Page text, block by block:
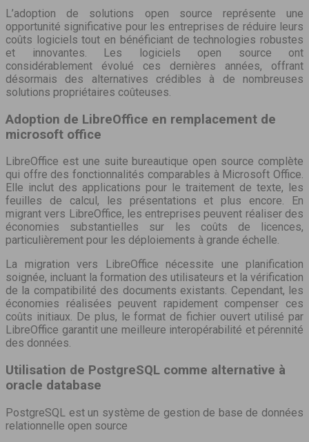
L’adoption de solutions open source représente une
opportunité significative pour les entreprises de réduire leurs
coûts logiciels tout en bénéficiant de technologies robustes
et innovantes. Les logiciels open source ont
considérablement évolué ces dernières années, offrant
désormais des alternatives crédibles à de nombreuses
solutions propriétaires coûteuses.
Adoption de LibreOffice en remplacement de
microsoft office
LibreOffice est une suite bureautique open source complète
qui offre des fonctionnalités comparables à Microsoft Office.
Elle inclut des applications pour le traitement de texte, les
feuilles de calcul, les présentations et plus encore. En
migrant vers LibreOffice, les entreprises peuvent réaliser des
économies substantielles sur les coûts de licences,
particulièrement pour les déploiements à grande échelle.
La migration vers LibreOffice nécessite une planification
soignée, incluant la formation des utilisateurs et la vérification
de la compatibilité des documents existants. Cependant, les
économies réalisées peuvent rapidement compenser ces
coûts initiaux. De plus, le format de fichier ouvert utilisé par
LibreOffice garantit une meilleure interopérabilité et pérennité
des données.
Utilisation de PostgreSQL comme alternative à
oracle database
PostgreSQL est un système de gestion de base de données
relationnelle open source